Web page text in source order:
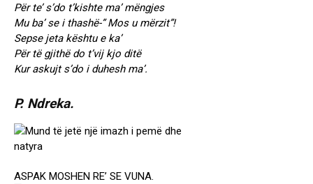
Për te’ s’do t’kishte ma’ mëngjes
Mu ba’ se i thashë-” Mos u mërzit”!
Sepse jeta kështu e ka’
Për të gjithë do t’vij kjo ditë
Kur askujt s’do i duhesh ma’.
P. Ndreka.
ASPAK MOSHEN RE’ SE VUNA.